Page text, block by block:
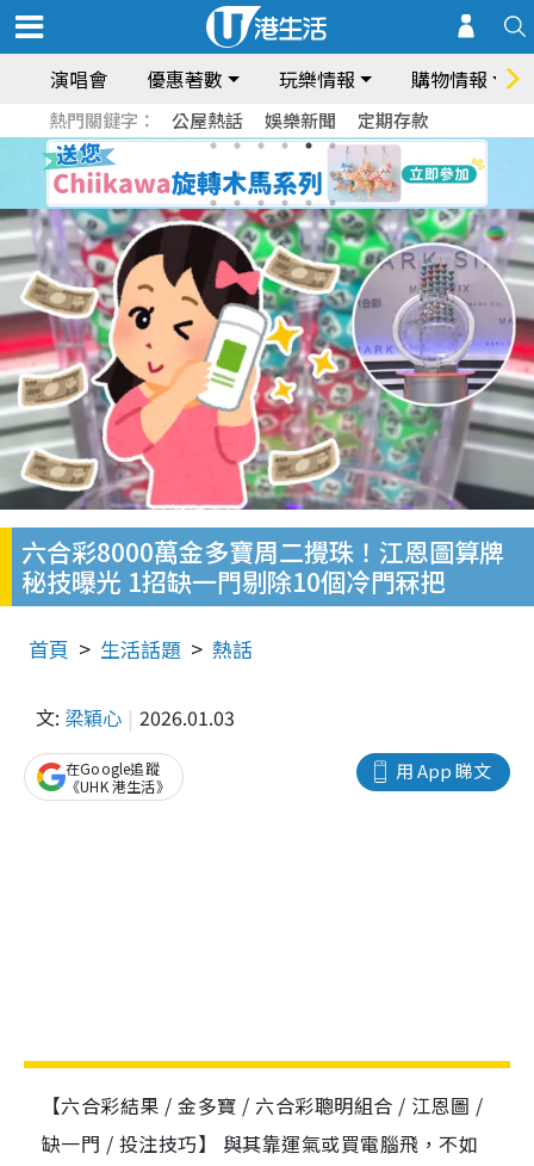
演唱會 優惠著數 玩樂情報 購物情報
熱門關鍵字： 公屋熱話 娛樂新聞 定期存款
六合彩8000萬金多寶周二攪珠！江恩圖算牌
秘技曝光 1招缺一門剔除10個冷門冧把
首頁 生活話題 熱話
文: 梁穎心 2026.01.03
用 App 睇文
在Google追蹤
《UHK 港生活》
【六合彩結果 / 金多寶 / 六合彩聰明組合 / 江恩圖 /
缺一門 / 投注技巧】 與其靠運氣或買電腦飛，不如